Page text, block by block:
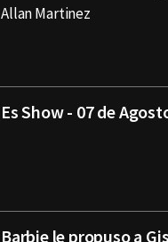
Allan Martinez
Es Show - 07 de
Barbie le propuso a